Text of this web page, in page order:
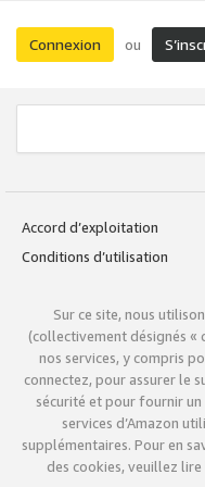
Connexion ou
Accord d’exploitation
Conditions d’utilisation
Sur ce site, nous
(collectivement désignés «
nos services, y compris
connectez, pour assurer le
sécurité et pour fournir un
services d’Amazon
supplémentaires. Pour en
des cookies, veuillez lire